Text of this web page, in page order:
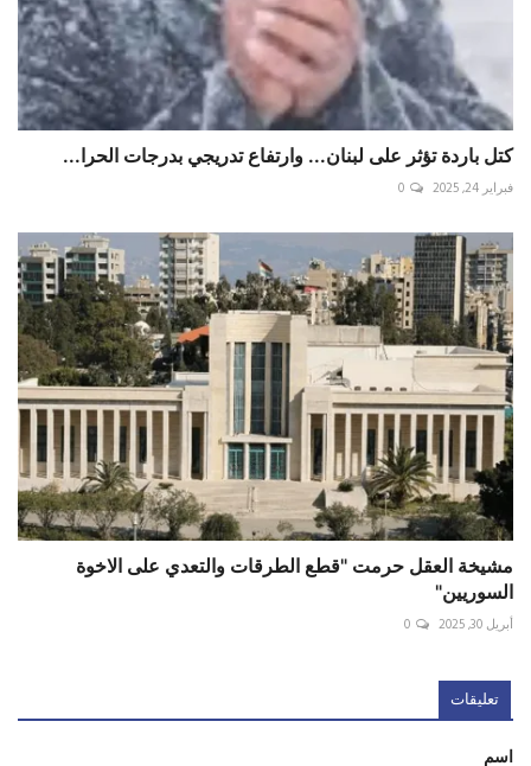
كتل باردة تؤثر على لبنان... وارتفاع تدريجي بدرجات الحرا...
فبراير 24, 2025 0
مشيخة العقل حرمت "قطع الطرقات والتعدي على الاخوة
السوريين"
أبريل 30, 2025 0
تعليقات
اسم